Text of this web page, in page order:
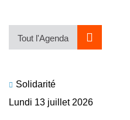
Tout l'Agenda
Solidarité
Lundi 13 juillet 2026